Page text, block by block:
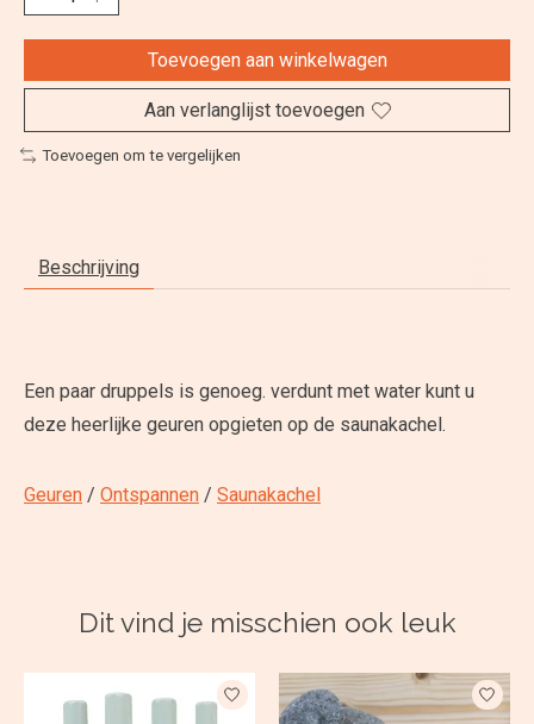
Toevoegen aan winkelwagen
Aan verlanglijst toevoegen
Toevoegen om te vergelijken
Beschrijving
Een paar druppels is genoeg. verdunt met water kunt u
deze heerlijke geuren opgieten op de saunakachel.
Geuren / Ontspannen / Saunakachel
Dit vind je misschien ook leuk
Items van productcarrousel